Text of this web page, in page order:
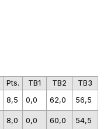
Pts. TB1 TB2
TB3
8,5 0,0 62,0 56,5
8,0 0,0 60,0 54,5